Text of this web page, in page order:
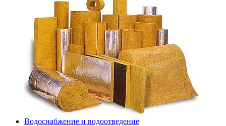
Водоснабжение и водоотведение